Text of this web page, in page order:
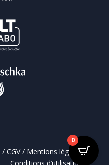
/CGV/ Mentions légales/
Conditions d’utilisations
0